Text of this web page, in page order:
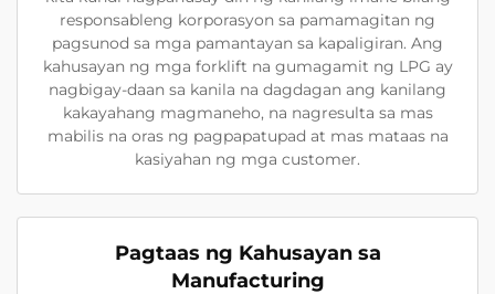
responsableng korporasyon sa pamamagitan ng
pagsunod sa mga pamantayan sa kapaligiran. Ang
kahusayan ng mga forklift na gumagamit ng LPG ay
nagbigay-daan sa kanila na dagdagan ang kanilang
kakayahang magmaneho, na nagresulta sa mas
mabilis na oras ng pagpapatupad at mas mataas na
kasiyahan ng mga customer.
Pagtaas ng Kahusayan sa
Manufacturing